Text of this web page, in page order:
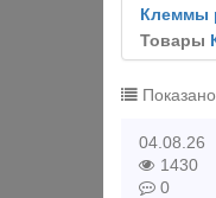
Клеммы
Товары
04.08.26
1430
0